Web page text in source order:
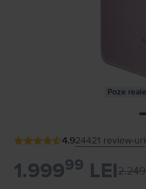
Poze
4.924421 review-uri
1.99999 LEI2.249